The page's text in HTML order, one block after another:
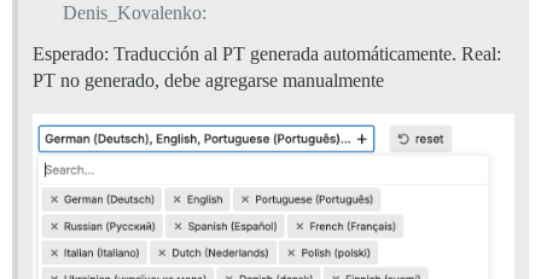
Denis_Kovalenko:
Esperado: Traducción al PT generada automáticamente. Real:
PT no generado, debe agregarse manualmente